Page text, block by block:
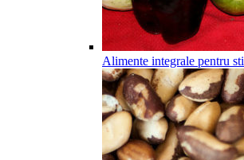
Alimente integrale pentru